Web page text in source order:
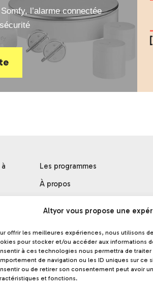
Altyor vous propose une
offrir les meilleures expériences, nous utilisons
pour stocker et/ou accéder aux informations
à ces technologies nous permettra de
de navigation ou les ID uniques sur ce
ou de retirer son consentement peut avoir
et fonctions.
l’alarme connectée
Les programmes
À propos
Nos partenaires
Le blog Altyor
Nous rejoindre